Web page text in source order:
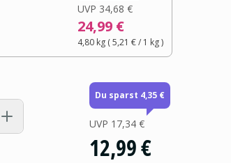
UVP 34,68 €
24,99 €
4,80 kg(5,21 €/ 1 kg)
Du sparst 4,35 €
UVP 17,34 €
12,99 €